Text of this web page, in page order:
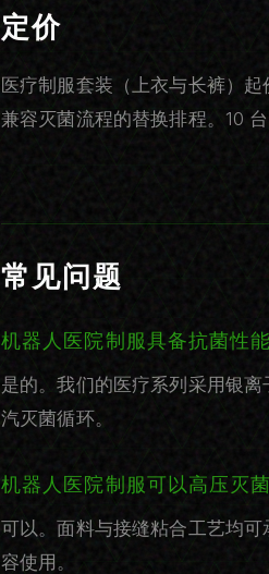
定价
医疗制服套装（上衣与长裤）
兼容灭菌流程的替换排程。10 台
常见问题
机器人医院制服具备抗菌性
是的。我们的医疗系列采用银
汽灭菌循环。
机器人医院制服可以高压灭
可以。面料与接缝粘合工艺均
容使用。